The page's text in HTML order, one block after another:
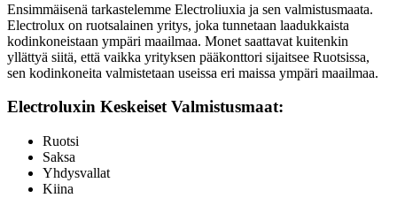
Ensimmäisenä tarkastelemme Electroliuxia ja sen valmistusmaata.
Electrolux on ruotsalainen yritys, joka tunnetaan laadukkaista
kodinkoneistaan ympäri maailmaa. Monet saattavat kuitenkin
yllättyä siitä, että vaikka yrityksen pääkonttori sijaitsee Ruotsissa,
sen kodinkoneita valmistetaan useissa eri maissa ympäri maailmaa.
Electroluxin Keskeiset Valmistusmaat:
Ruotsi
Saksa
Yhdysvallat
Kiina